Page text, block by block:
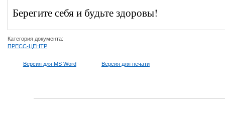
Берегите себя и будьте здоровы!
Категория документа:
ПРЕСС-ЦЕНТР
Версия для MS Word Версия для печати